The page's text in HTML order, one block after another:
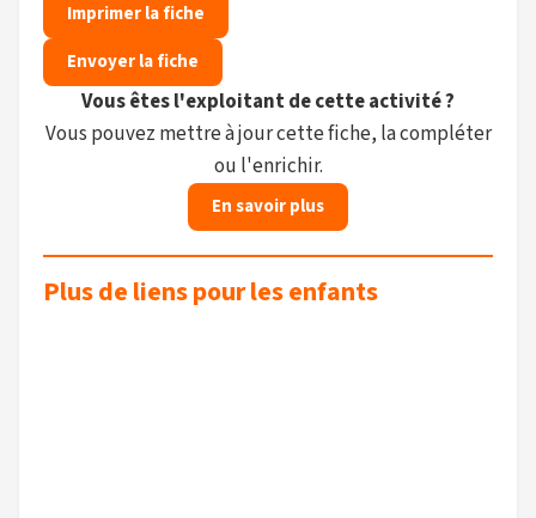
Imprimer la fiche
Envoyer la fiche
Vous êtes l'exploitant de cette activité ?
Vous pouvez mettre à jour cette fiche, la compléter
ou l'enrichir.
En savoir plus
Plus de liens pour les enfants